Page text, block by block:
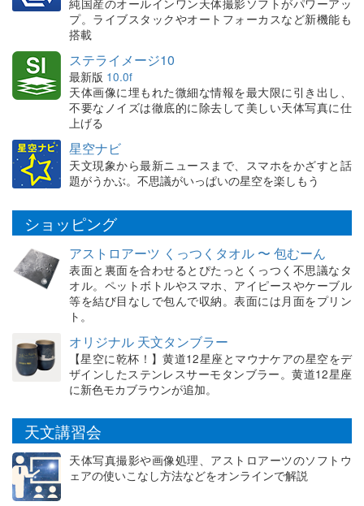
純国産のオールインワン天体撮影ソフトがパワーアッ
プ。ライブスタックやオートフォーカスなど新機能も
搭載
ステライメージ10
最新版 10.0f
天体画像に埋もれた微細な情報を最大限に引き出し、
不要なノイズは徹底的に除去して美しい天体写真に仕
上げる
星空ナビ
天文現象から最新ニュースまで、スマホをかざすと話
題がうかぶ。不思議がいっぱいの星空を楽しもう
ショッピング
アストロアーツ くっつくタオル 〜 包むーん
表面と裏面を合わせるとぴたっとくっつく不思議なタ
オル。ペットボトルやスマホ、アイピースやケーブル
等を結び目なしで包んで収納。表面には月面をプリン
ト。
オリジナル 天文タンブラー
【星空に乾杯！】黄道12星座とマウナケアの星空をデ
ザインしたステンレスサーモタンブラー。黄道12星座
に新色モカブラウンが追加。
天文講習会
天体写真撮影や画像処理、アストロアーツのソフトウ
ェアの使いこなし方法などをオンラインで解説